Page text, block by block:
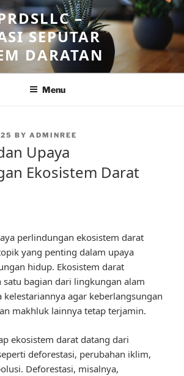
–
SEPUTAR
DARATAN
Menu
BY ADMINREE
Upaya
Ekosistem Darat
perlindungan ekosistem darat
yang penting dalam upaya
hidup. Ekosistem darat
satu bagian dari lingkungan alam
agar keberlangsungan
makhluk lainnya tetap terjamin.
ekosistem darat datang dari
deforestasi, perubahan iklim,
Deforestasi, misalnya,